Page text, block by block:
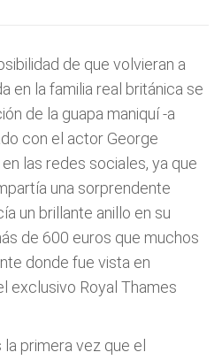
de que volvieran a
en la familia real británica se
de la guapa maniquí -a
con el actor George
las redes sociales, ya que
una sorprendente
un brillante anillo en su
de 600 euros que muchos
donde fue vista en
exclusivo Royal Thames
primera vez que el